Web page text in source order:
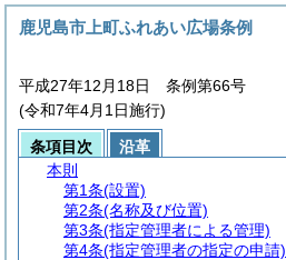
鹿児島市上町ふれあい広場条例
平成27年12月18日 条例第66号
(令和7年4月1日施行)
条項目次
沿革
本則
第1条(設置)
第2条(名称及び位置)
第3条(指定管理者による管理)
第4条(指定管理者の指定の申請)